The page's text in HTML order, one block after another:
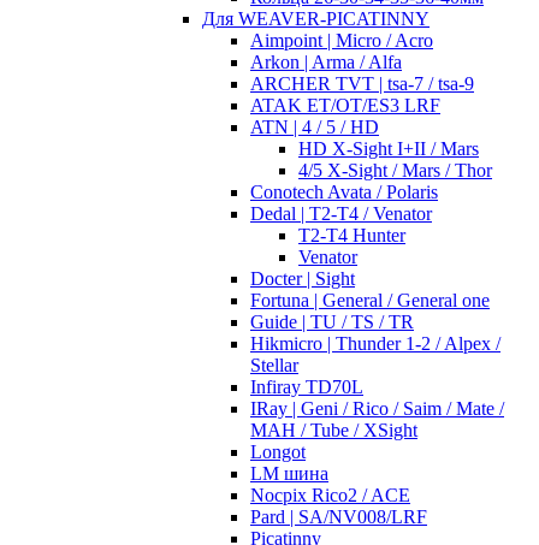
Для WEAVER-PICATINNY
Aimpoint | Micro / Acro
Arkon | Arma / Alfa
ARCHER TVT | tsa-7 / tsa-9
ATAK ET/OT/ES3 LRF
ATN | 4 / 5 / HD
HD X-Sight I+II / Mars
4/5 X-Sight / Mars / Thor
Conotech Avata / Polaris
Dedal | T2-T4 / Venator
T2-T4 Hunter
Venator
Docter | Sight
Fortuna | General / General one
Guide | TU / TS / TR
Hikmicro | Thunder 1-2 / Alpex /
Stellar
Infiray TD70L
IRay | Geni / Rico / Saim / Mate /
MAH / Tube / XSight
Longot
LM шина
Nocpix Rico2 / ACE
Pard | SA/NV008/LRF
Picatinny